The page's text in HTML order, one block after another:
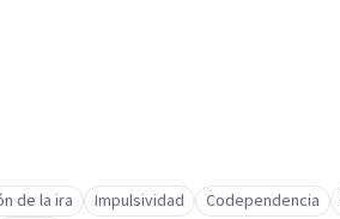
de la ira Impulsividad Codependencia